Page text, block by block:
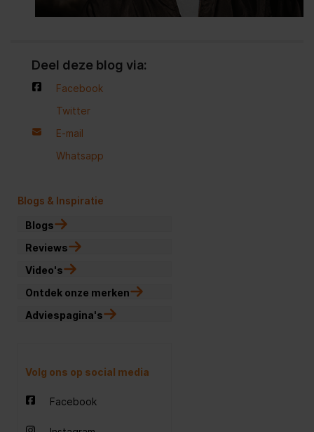
Deel deze blog via:
Facebook
Twitter
E-mail
Whatsapp
Blogs & Inspiratie
Blogs
Reviews
Video's
Ontdek onze merken
Adviespagina's
Volg ons op social media
Facebook